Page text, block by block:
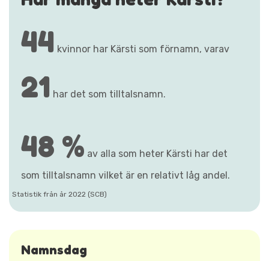
44 kvinnor har Kärsti som förnamn, varav
21 har det som tilltalsnamn.
48 % av alla som heter Kärsti har det
som tilltalsnamn vilket är en relativt låg andel.
Statistik från år 2022 (SCB)
Namnsdag